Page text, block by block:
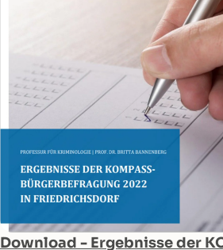
Download - Ergebnisse der